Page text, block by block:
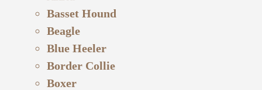
Basset Hound
Beagle
Blue Heeler
Border Collie
Boxer